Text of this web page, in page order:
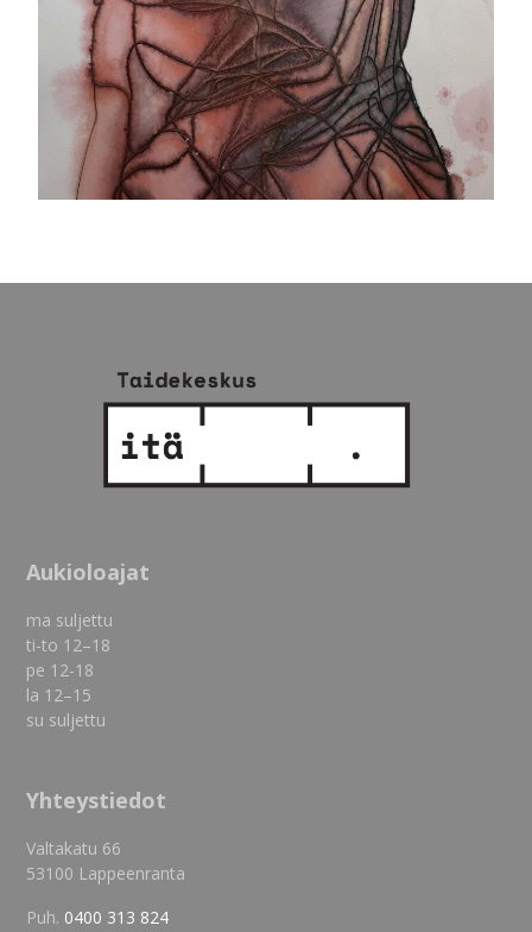
Aukioloajat
ma suljettu
ti-to 12–18
pe 12-18
la 12–15
su suljettu
Yhteystiedot
Valtakatu 66
53100 Lappeenranta
Puh. 0400 313 824